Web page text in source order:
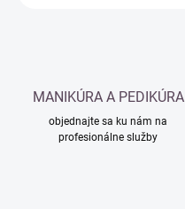
MANIKÚRA A PEDIKÚRA
objednajte sa ku nám na
profesionálne služby